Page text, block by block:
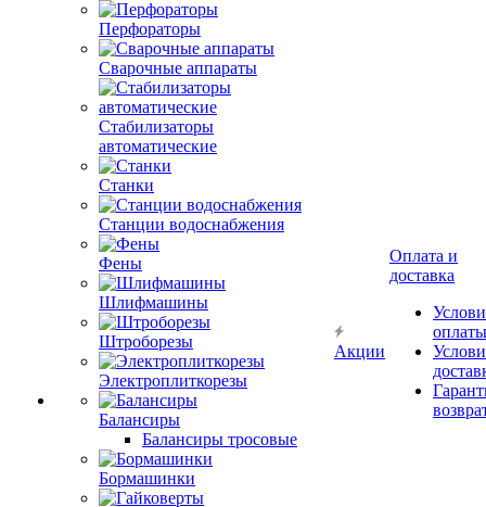
Перфораторы
Сварочные аппараты
Стабилизаторы
автоматические
Станки
Станции водоснабжения
Фены
Шлифмашины
Штроборезы
Электроплиткорезы
Балансиры
Балансиры тросовые
Бормашинки
Акции
Оплата и
доставка
оплаты